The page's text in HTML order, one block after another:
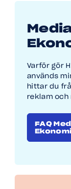
Varför gör
används
hittar du
reklam och
FAQ
Ekonomi